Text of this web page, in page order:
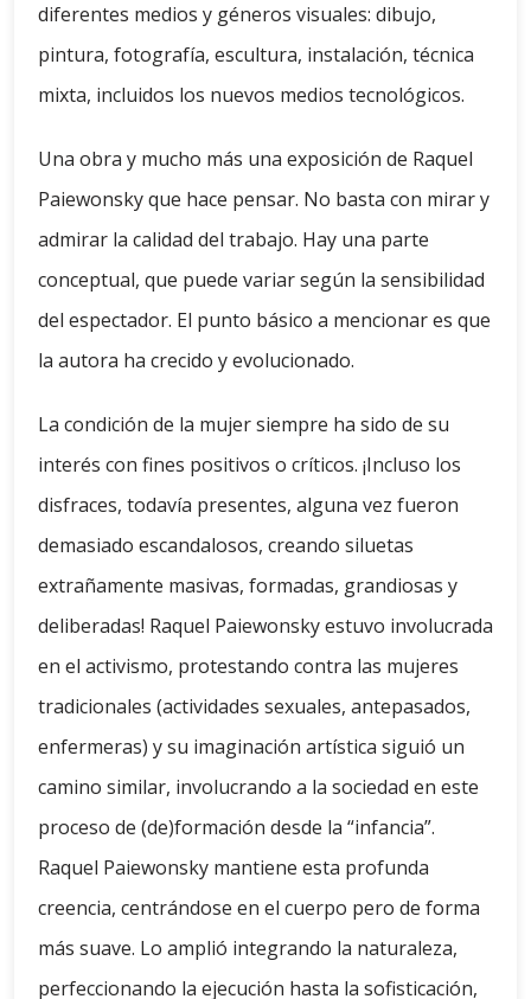
diferentes medios y géneros visuales: dibujo,
pintura, fotografía, escultura, instalación, técnica
mixta, incluidos los nuevos medios tecnológicos.
Una obra y mucho más una exposición de Raquel
Paiewonsky que hace pensar. No basta con mirar y
admirar la calidad del trabajo. Hay una parte
conceptual, que puede variar según la sensibilidad
del espectador. El punto básico a mencionar es que
la autora ha crecido y evolucionado.
La condición de la mujer siempre ha sido de su
interés con fines positivos o críticos. ¡Incluso los
disfraces, todavía presentes, alguna vez fueron
demasiado escandalosos, creando siluetas
extrañamente masivas, formadas, grandiosas y
deliberadas! Raquel Paiewonsky estuvo involucrada
en el activismo, protestando contra las mujeres
tradicionales (actividades sexuales, antepasados,
enfermeras) y su imaginación artística siguió un
camino similar, involucrando a la sociedad en este
proceso de (de)formación desde la “infancia”.
Raquel Paiewonsky mantiene esta profunda
creencia, centrándose en el cuerpo pero de forma
más suave. Lo amplió integrando la naturaleza,
perfeccionando la ejecución hasta la sofisticación,